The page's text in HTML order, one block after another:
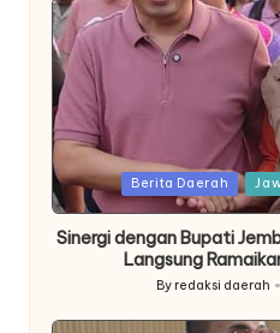
Posted
Berita Daerah
Sinergi dengan Bupati
Langsung
Posted
By redaksi daerah